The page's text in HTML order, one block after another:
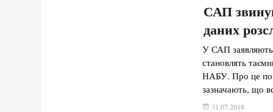
САП
даних
У САП
становлять
НАБУ. Про це
зазначають, що
числі і
31.07.2018